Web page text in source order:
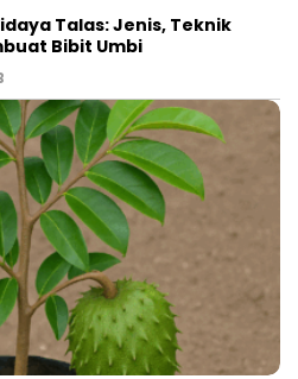
Talas: Jenis, Teknik
Bibit Umbi